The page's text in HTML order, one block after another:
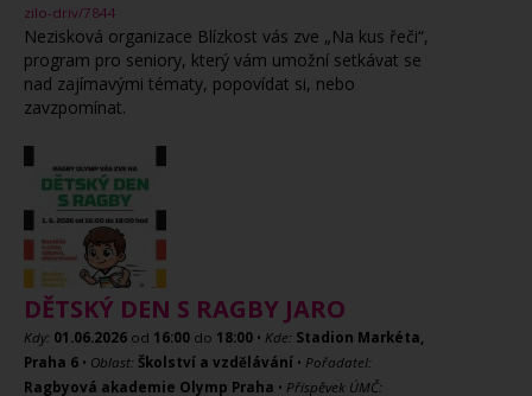
zilo-driv/7844
Nezisková organizace Blízkost vás zve „Na kus řeči“,
program pro seniory, který vám umožní setkávat se
nad zajímavými tématy, popovídat si, nebo
zavzpomínat.
DĚTSKÝ DEN S RAGBY JARO
Kdy: 01.06.2026 od 16:00 do 18:00 • Kde: Stadion Markéta,
Praha 6 • Oblast: Školství a vzdělávání • Pořadatel:
Ragbyová akademie Olymp Praha • Příspěvek ÚMČ: